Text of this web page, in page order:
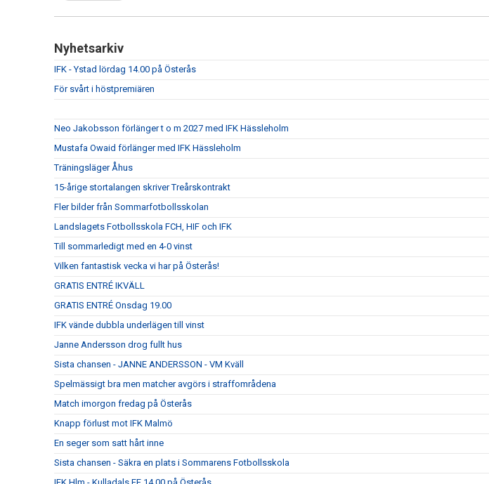
Nyhetsarkiv
IFK - Ystad lördag 14.00 på Österås
För svårt i höstpremiären
Neo Jakobsson förlänger t o m 2027 med IFK Hässleholm
Mustafa Owaid förlänger med IFK Hässleholm
Träningsläger Åhus
15-årige stortalangen skriver Treårskontrakt
Fler bilder från Sommarfotbollsskolan
Landslagets Fotbollsskola FCH, HIF och IFK
Till sommarledigt med en 4-0 vinst
Vilken fantastisk vecka vi har på Österås!
GRATIS ENTRÉ IKVÄLL
GRATIS ENTRÉ Onsdag 19.00
IFK vände dubbla underlägen till vinst
Janne Andersson drog fullt hus
Sista chansen - JANNE ANDERSSON - VM Kväll
Spelmässigt bra men matcher avgörs i straffområdena
Match imorgon fredag på Österås
Knapp förlust mot IFK Malmö
En seger som satt hårt inne
Sista chansen - Säkra en plats i Sommarens Fotbollsskola